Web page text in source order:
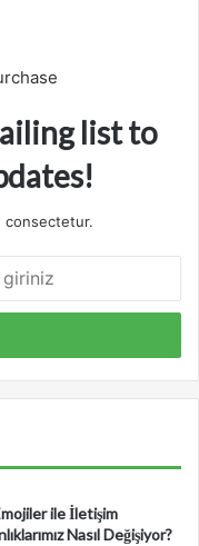
list to
consectetur.
ile İletişim
Nasıl Değişiyor?